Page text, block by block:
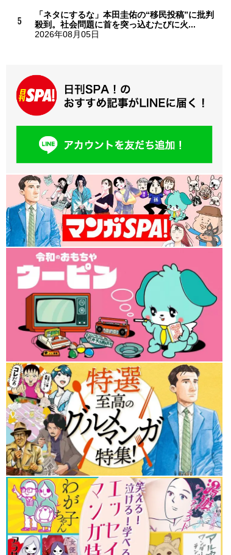
「ネタにするな」本田圭佑の“移民投稿”に批判
殺到。社会問題に首を突っ込むたびに火...
2026年08月05日